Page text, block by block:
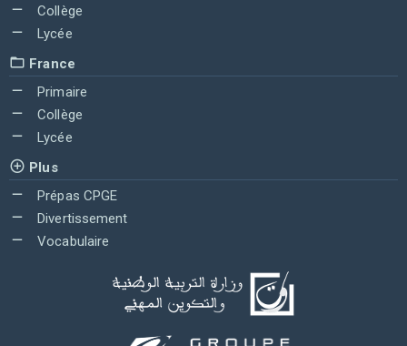
Collège
Lycée
France
Primaire
Collège
Lycée
Plus
Prépas CPGE
Divertissement
Vocabulaire